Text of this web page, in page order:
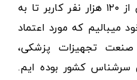
توانسته مورد اعتماد بیش از ۱۲۰ هزار نفر کاربر تا به
میبالیم که مورد اعتماد
صنعت تجهیزات پزشکی،
کشور بوده ایم.